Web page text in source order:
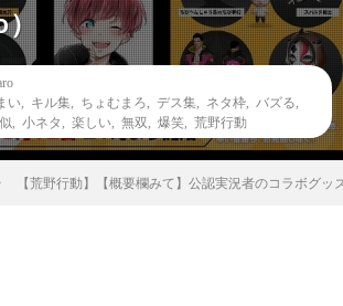
い キル集 ちょむまろ デス集 ネタ枠 バズる
小ネタ 楽しい 無双 爆笑 荒野行動
【荒野行動】【概要欄みて】公認実況者のコラボグ